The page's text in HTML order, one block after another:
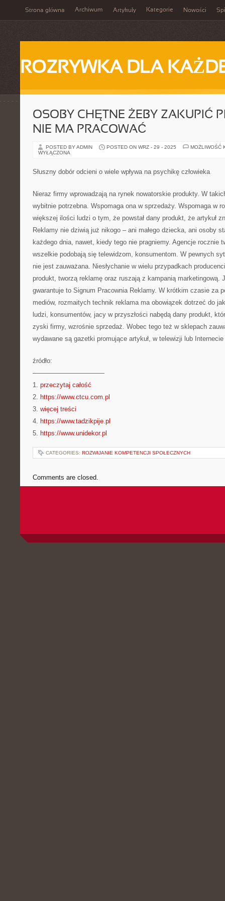
Strona główna Archiwum Artykuły Kategorie Nowości
ROZRYWKA DLA
OSOBY CHĘTNE ŻEBY ZAKUPIĆ
NIE MA PRACOWAĆ
POSTED BY ADMIN POSTED ON WRZ - 29 - 2025
MOŻLIWOŚĆ
WYŁĄCZONA
Słuszny dobór odcieni o wiele wpływa na psychikę człowieka
Nieraz firmy wprowadzają na rynek nowatorskie produkty. W
wybitnie potrzebna. Wspomaga ona w sprzedaży. Wspomaga w
większej ilości ludzi o tym, że powstał dany produkt, że artykuł
Reklamy nie dziwią już nikogo – ani małego dziecka, ani osoby
każdego dnia, nawet, kiedy tego nie pragniemy. Agencje rocznie
wszelkie podobają się telewidzom, konsumentom. W pewnych
nie jest zauważana. Niesłychanie w wielu przypadkach
produkt, tworzą reklamę oraz ruszają z kampanią marketingową.
gwarantuje to Signum Pracownia Reklamy. W krótkim czasie za
mediów, rozmaitych technik reklama ma obowiązek dotrzeć do
ludzi, konsumentów, jacy w przyszłości nabędą dany produkt,
zyski firmy, wzrośnie sprzedaż. Wobec tego też w sklepach
wydawane są gazetki promujące artykuł, w telewizji lub
źródło:
———————————
1. przeczytaj całość
2. https://www.ctcu.com.pl
3. więcej treści
4. https://www.tadzikpije.pl
5. https://www.unidekor.pl
CATEGORIES: ROZWIJANIE KOMPETENCJI SPOŁECZNYCH
Comments are closed.